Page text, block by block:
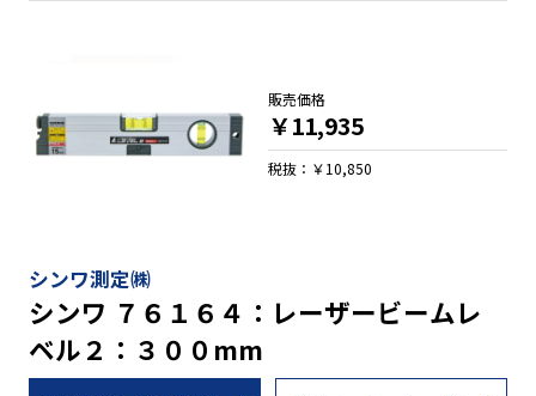
●鉄骨工事に便利な強力ヨーク付マグネット
シンワ測定㈱
シンワ ７６１６４：レーザービームレ
ベル２：３００mm
販売価格
￥11,935
税抜：￥10,850